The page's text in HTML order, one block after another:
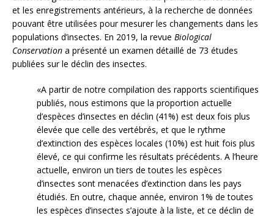
et les enregistrements antérieurs, à la recherche de données
pouvant être utilisées pour mesurer les changements dans les
populations d’insectes. En 2019, la revue Biological
Conservation a présenté un examen détaillé de 73 études
publiées sur le déclin des insectes.
«A partir de notre compilation des rapports scientifiques
publiés, nous estimons que la proportion actuelle
d’espèces d’insectes en déclin (41%) est deux fois plus
élevée que celle des vertébrés, et que le rythme
d’extinction des espèces locales (10%) est huit fois plus
élevé, ce qui confirme les résultats précédents. A l’heure
actuelle, environ un tiers de toutes les espèces
d’insectes sont menacées d’extinction dans les pays
étudiés. En outre, chaque année, environ 1% de toutes
les espèces d’insectes s’ajoute à la liste, et ce déclin de